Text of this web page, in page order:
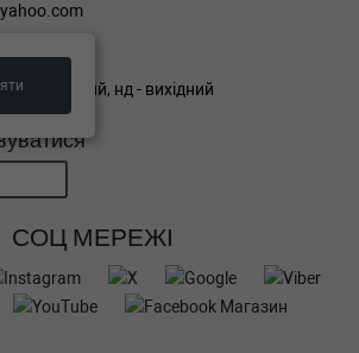
сб - вихідний, нд - вихідний
СОЦ МЕРЕЖІ